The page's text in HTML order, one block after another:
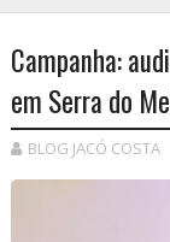
Campanha:
em Serra do
BLOG JACÓ COSTA